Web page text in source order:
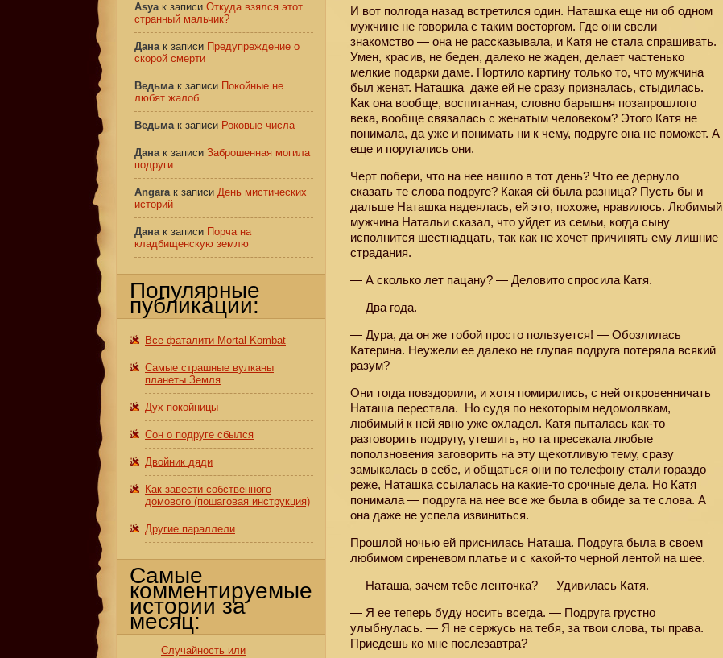
И вот полгода назад встретился один. Наташка еще ни об одном
мужчине не говорила с таким восторгом. Где они свели
знакомство — она не рассказывала, и Катя не стала спрашивать.
Умен, красив, не беден, далеко не жаден, делает частенько
мелкие подарки даме. Портило картину только то, что мужчина
был женат. Наташка даже ей не сразу призналась, стыдилась.
Как она вообще, воспитанная, словно барышня позапрошлого
века, вообще связалась с женатым человеком? Этого Катя не
понимала, да уже и понимать ни к чему, подруге она не поможет. А
еще и поругались они.
Черт побери, что на нее нашло в тот день? Что ее дернуло
сказать те слова подруге? Какая ей была разница? Пусть бы и
дальше Наташка надеялась, ей это, похоже, нравилось. Любимый
мужчина Натальи сказал, что уйдет из семьи, когда сыну
исполнится шестнадцать, так как не хочет причинять ему лишние
страдания.
— А сколько лет пацану? — Деловито спросила Катя.
— Два года.
— Дура, да он же тобой просто пользуется! — Обозлилась
Катерина. Неужели ее далеко не глупая подруга потеряла всякий
разум?
Они тогда повздорили, и хотя помирились, с ней откровенничать
Наташа перестала. Но судя по некоторым недомолвкам,
любимый к ней явно уже охладел. Катя пыталась как-то
разговорить подругу, утешить, но та пресекала любые
поползновения заговорить на эту щекотливую тему, сразу
замыкалась в себе, и общаться они по телефону стали гораздо
реже, Наташка ссылалась на какие-то срочные дела. Но Катя
понимала — подруга на нее все же была в обиде за те слова. А
она даже не успела извиниться.
Прошлой ночью ей приснилась Наташа. Подруга была в своем
любимом сиреневом платье и с какой-то черной лентой на шее.
— Наташа, зачем тебе ленточка? — Удивилась Катя.
— Я ее теперь буду носить всегда. — Подруга грустно
улыбнулась. — Я не сержусь на тебя, за твои слова, ты права.
Приедешь ко мне послезавтра?
Asyaк записи Откуда взялся этот
странный мальчик?
Данак записи Предупреждение о
скорой смерти
Ведьмак записи Покойные не
любят жалоб
Ведьмак записи Роковые числа
Данак записи Заброшенная могила
подруги
Angaraк записи День мистических
историй
Данак записи Порча на
кладбищенскую землю
Популярные
публикации:
Все фаталити Mortal Kombat
Самые страшные вулканы
планеты Земля
Дух покойницы
Сон о подруге сбылся
Двойник дяди
Как завести собственного
домового (пошаговая инструкция)
Другие параллели
Самые
комментируемые
истории за
месяц:
Случайность или